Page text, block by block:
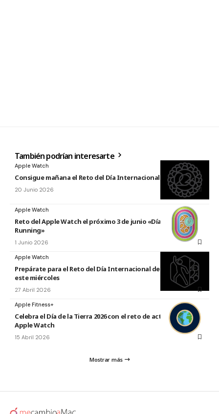
También podrían interesarte
Apple Watch
Consigue mañana el Reto del Día Internacional del Yoga 2026
20 Junio 2026
Apple Watch
Reto del Apple Watch el próximo 3 de junio «Día Mundial del
Running»
1 Junio 2026
Apple Watch
Prepárate para el Reto del Día Internacional de la Danza 2026
este miércoles
27 Abril 2026
Apple Fitness+
Celebra el Día de la Tierra 2026 con el reto de actividad de
Apple Watch
15 Abril 2026
Mostrar más